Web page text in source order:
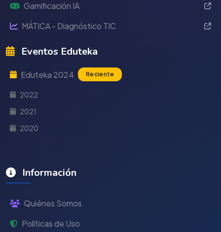
Gamificación IA
MÁTICA - Diagnóstico TIC
Eventos Eduteka
Eduteka 2024 Reciente
2022
2021
2020
Información
Quiénes Somos
Políticas de Uso